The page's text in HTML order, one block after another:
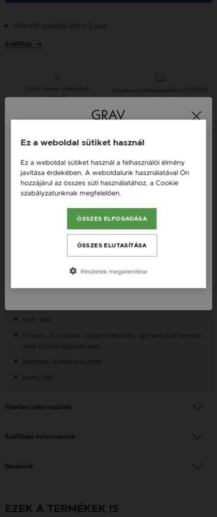
Várható szállítási idő: 1-3 nap
Szállítás
Több tízezer elégedett
vásárló
Ingyenes házhozszállítás 21 000 Ft
vásárlás felett
16 napos pénzvisszafizetési
garancia
Minden ékszer raktáron
Tervezd meg a stílusodhoz illő GRAV karkötőt a
GRAV karkötő tervezővel.
Fonalas Karkötők
Fazon: Szív, Földgömb Ezüst 925 Karkötő
Készleten: Készleten
Anyag: Ezüst
Szín: Kék
Viselés: Az ékszer nagyon ellenálló, így nem kell levenni
akár fürdés közben sem.
Készítés: Kézzel készített
Nem: Női
Fizetési információk
Szállítási információk
Garancia
EZEK A TERMÉKEK IS
Magyarország / HU
Österreich / AT
România / RO
Česká republika / CZ
Slovensko / SK
Slovenija / SI
Ez a weboldal sütiket használ
Ez a weboldal sütiket használ a felhasználói élmény
javítása érdekében. A weboldalunk használatával Ön
hozzájárul az összes süti használatához, a Cookie
szabályzatunknak megfelelően.
ÖSSZES ELFOGADÁSA
ÖSSZES ELUTASÍTÁSA
Részletek megjelenítése